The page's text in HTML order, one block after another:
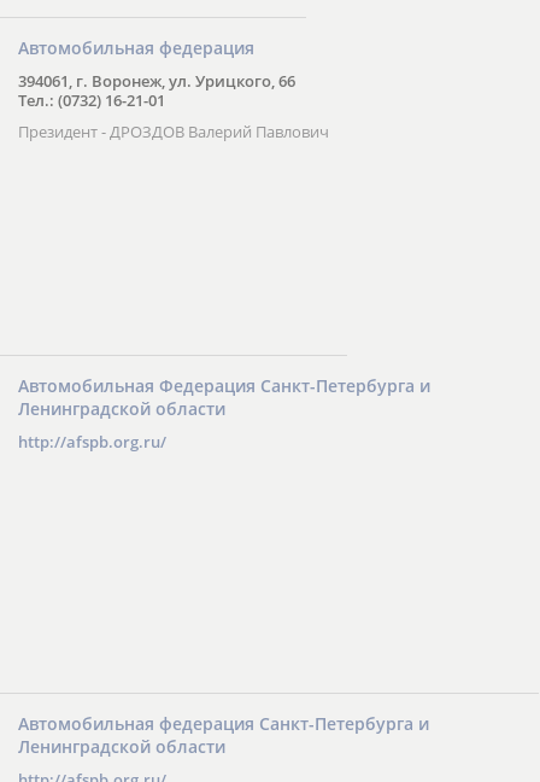
Автомобильная федерация
394061, г. Воронеж, ул. Урицкого, 66
Тел.: (0732) 16-21-01
Президент - ДРОЗДОВ Валерий Павлович
Автомобильная Федерация Санкт-Петербурга и
Ленинградской области
http://afspb.org.ru/
Автомобильная федерация Санкт-Петербурга и
Ленинградской области